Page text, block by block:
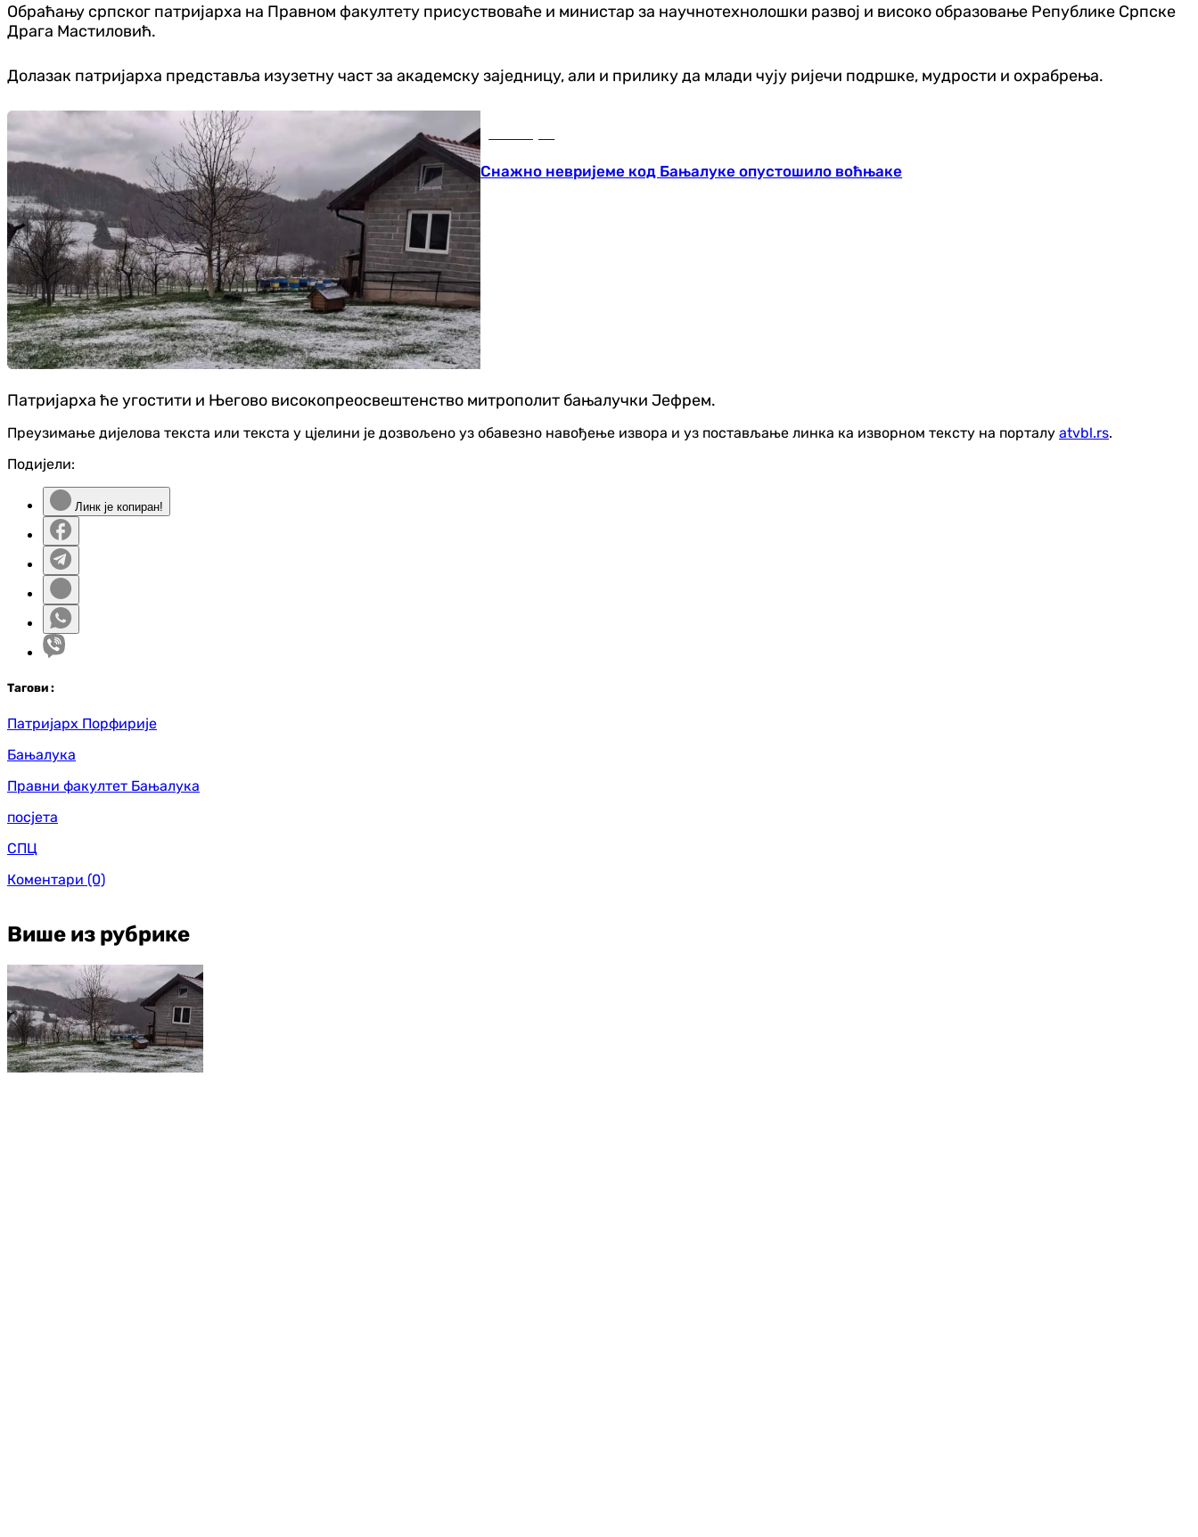
Обраћању српског патријарха на Правном факултету присуствоваће и министар за научнотехнолошки развој и високо образовање Републике Српске
Драга Мастиловић.
Долазак патријарха представља изузетну част за академску заједницу, али и прилику да млади чују ријечи подршке, мудрости и охрабрења.
Снажно невријеме код Бањалуке опустошило воћњаке
Патријарха ће угостити и Његово високопреосвештенство митрополит бањалучки Јефрем.
Преузимање дијелова текста или текста у цјелини је дозвољено уз обавезно навођење извора и уз постављање линка ка изворном тексту на порталу atvbl.rs.
Подијели:
Линк је копиран!
Тагови :
Патријарх Порфирије
Бањалука
Правни факултет Бањалука
посјета
СПЦ
Коментари (0)
Више из рубрике